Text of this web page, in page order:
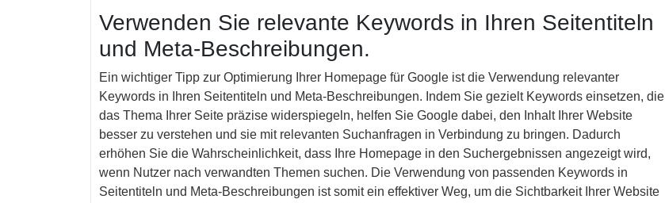
Verwenden Sie relevante Keywords in Ihren Seitentiteln
und Meta-Beschreibungen.
Ein wichtiger Tipp zur Optimierung Ihrer Homepage für Google ist die Verwendung relevanter
Keywords in Ihren Seitentiteln und Meta-Beschreibungen. Indem Sie gezielt Keywords einsetzen, die
das Thema Ihrer Seite präzise widerspiegeln, helfen Sie Google dabei, den Inhalt Ihrer Website
besser zu verstehen und sie mit relevanten Suchanfragen in Verbindung zu bringen. Dadurch
erhöhen Sie die Wahrscheinlichkeit, dass Ihre Homepage in den Suchergebnissen angezeigt wird,
wenn Nutzer nach verwandten Themen suchen. Die Verwendung von passenden Keywords in
Seitentiteln und Meta-Beschreibungen ist somit ein effektiver Weg, um die Sichtbarkeit Ihrer Website